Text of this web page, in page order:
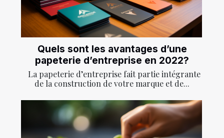
Quels sont les avantages d’une
papeterie d’entreprise en 2022?
La papeterie d’entreprise fait partie intégrante
de la construction de votre marque et de...